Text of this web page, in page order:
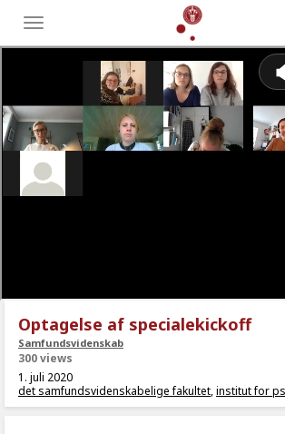
Toggle
menu
Optagelse af specialekickoff
Samfundsvidenskab
300 views
1. juli 2020
det samfundsvidenskabelige fakultet,institut for